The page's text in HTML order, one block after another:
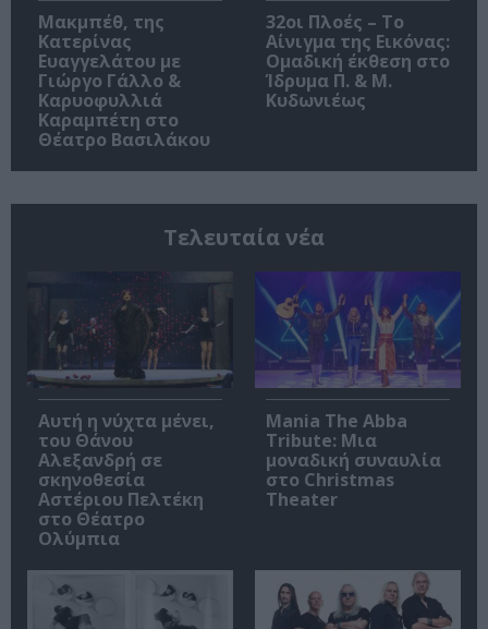
Μακμπέθ, της
Κατερίνας
Ευαγγελάτου με
Γιώργο Γάλλο &
Καρυοφυλλιά
Καραμπέτη στο
Θέατρο Βασιλάκου
32οι Πλοές – Το
Αίνιγμα της Εικόνας:
Ομαδική έκθεση στο
Ίδρυμα Π. & Μ.
Κυδωνιέως
Τελευταία νέα
Αυτή η νύχτα μένει,
του Θάνου
Αλεξανδρή σε
σκηνοθεσία
Αστέριου Πελτέκη
στο Θέατρο
Ολύμπια
Mania The Abba
Tribute: Μια
μοναδική συναυλία
στο Christmas
Theater